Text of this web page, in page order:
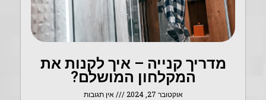
מדריך קנייה – איך לקנות את
המקלחון המושלם?
אוקטובר 27, 2024 אין תגובות